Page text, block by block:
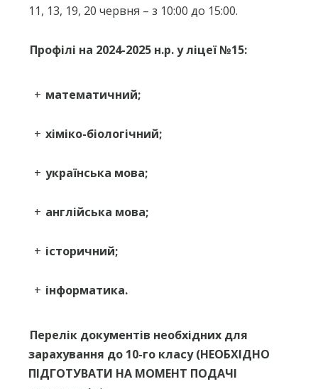
11, 13, 19, 20 червня – з 10:00 до 15:00.
Профілі на 2024-2025 н.р. у ліцеї №15:
+ математичний;
+ хіміко-біологічний;
+ українська мова;
+ англійська мова;
+ історичний;
+ інформатика.
Перелік документів необхідних для
зарахування до 10-го класу (НЕОБХІДНО
ПІДГОТУВАТИ НА МОМЕНТ ПОДАЧІ